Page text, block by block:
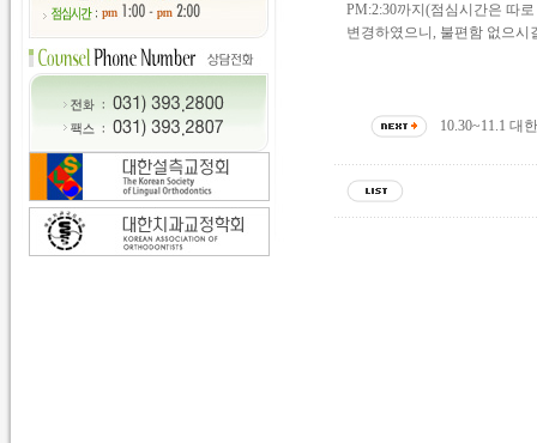
PM:2:30까지(점심시간은 따
변경하였으니, 불편함 없으
10.30~11.1 대